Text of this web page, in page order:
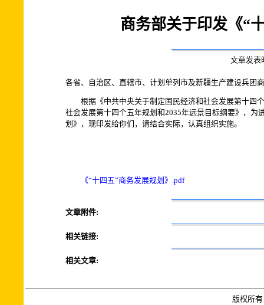
商务部关于印发《“
文章发表
各省、自治区、直辖市、计划单列市及新疆生产建设兵团
根据《中共中央关于制定国民经济和社会发展第十四
社会发展第十四个五年规划和2035年远景目标纲要》，为
划》，现印发给你们，请结合实际，认真组织实施。
《“十四五”商务发展规划》.pdf
文章附件:
相关链接:
相关文章:
版权所